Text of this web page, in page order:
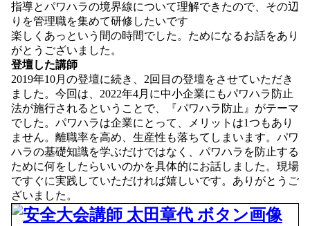
指導とパワハラの境界線について理解できたので、その辺
りを管理職を集めて研修したいです
楽しくあっという間の時間でした。ためになるお話をあり
がとうございました。
登壇した講師
2019年10月の登壇に続き、2回目の登壇をさせていただき
ました。今回は、2022年4月に中小企業にもパワハラ防止
法が施行されるということで、『パワハラ防止』がテーマ
でした。パワハラは企業にとって、メリットは1つもあり
ません。離職率を高め、生産性も落ちてしまいます。パワ
ハラの基礎知識を学ぶだけではなく、パワハラを防止する
ために何をしたらいいのかを具体的にお話しました。現場
ですぐに実践していただければ嬉しいです。ありがとうご
ざいました。